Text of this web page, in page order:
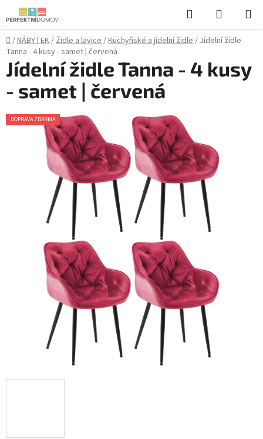
Přejít
na
obsah
Hledat
KOŠÍK
Domů
/NÁBYTEK/Židle a lavice/Kuchyňské a jídelní židle/ Jídelní židle
Tanna - 4 kusy - samet | červená
Jídelní židle Tanna - 4 kusy
- samet | červená
DOPRAVA ZDARMA